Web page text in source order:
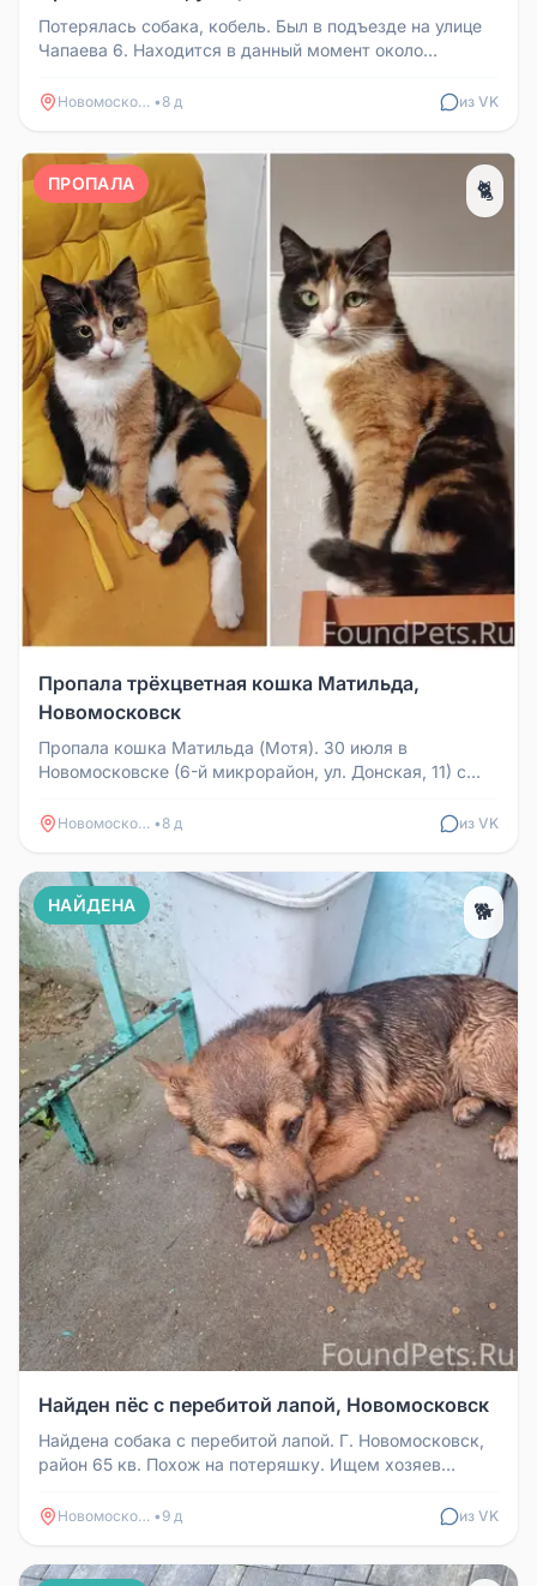
Потерялась собака, кобель. Был в подъезде на улице
Чапаева 6. Находится в данный момент около
Новомосковск • 8 д из VK
ПРОПАЛА 🐈
Пропала трёхцветная кошка Матильда,
Новомосковск
Пропала кошка Матильда (Мотя). 30 июля в
Новомосковске (6-й микрорайон, ул. Донская, 11) с
Новомосковск • 8 д из VK
НАЙДЕНА 🐕
Найден пёс с перебитой лапой, Новомосковск
Найдена собака с перебитой лапой. Г. Новомосковск,
район 65 кв. Похож на потеряшку. Ищем хозяев
Новомосковск • 9 д из VK